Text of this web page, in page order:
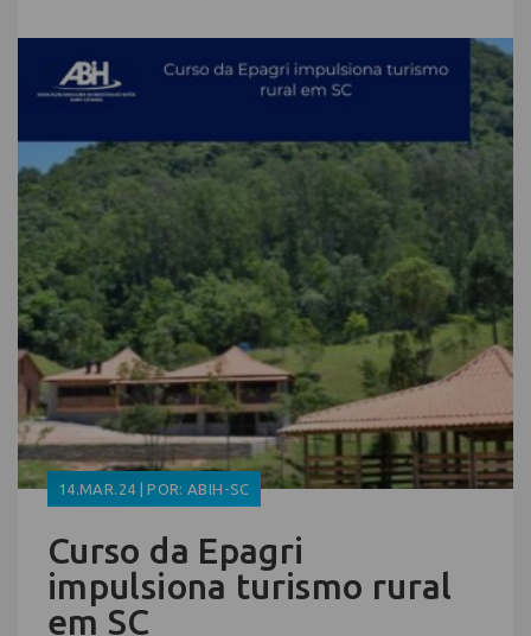
14.MAR.24 | POR: ABIH-SC
Curso da Epagri
impulsiona turismo rural
em SC